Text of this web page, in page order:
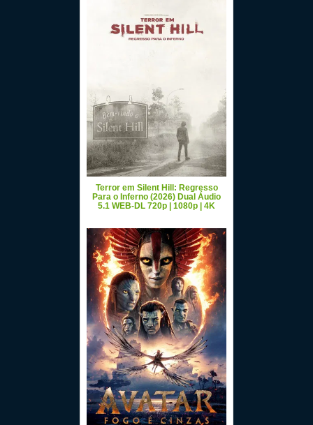
Terror em Silent Hill: Regresso
Para o Inferno (2026) Dual Áudio
5.1 WEB-DL 720p | 1080p | 4K